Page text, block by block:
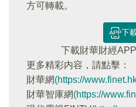
方可轉載。
下
下載財華財經
更多精彩内容，請點擊：
財華網(https://
財華智庫網(https://